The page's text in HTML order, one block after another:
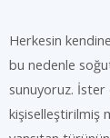
Herkesin
bu nedenle
sunuyoruz.
kişiselleştirilmiş